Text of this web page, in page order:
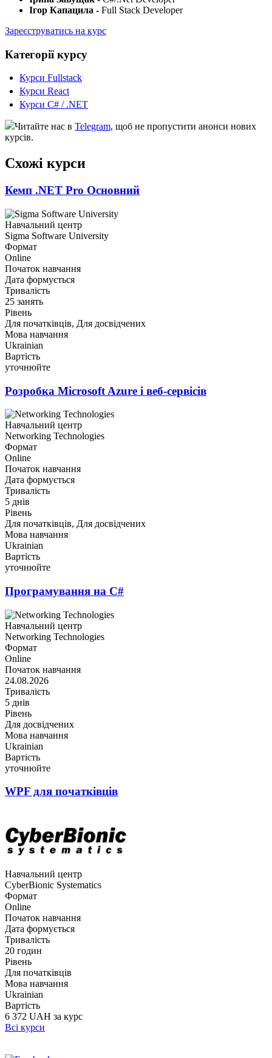
Ігор Капацила - Full Stack Developer
Зареєструватись на курс
Категорії курсу
Курси Fullstack
Курси React
Курси C# / .NET
Читайте нас в Telegram, щоб не пропустити анонси нових
курсів.
Схожі курси
Кемп .NET Pro Основний
Навчальний центр
Sigma Software University
Формат
Online
Початок навчання
Дата формується
Тривалість
25 занять
Рівень
Для початківців, Для досвідчених
Мова навчання
Ukrainian
Вартість
уточнюйте
Розробка Microsoft Azure і веб-сервісів
Навчальний центр
Networking Technologies
Формат
Online
Початок навчання
Дата формується
Тривалість
5 днів
Рівень
Для початківців, Для досвідчених
Мова навчання
Ukrainian
Вартість
уточнюйте
Програмування на C#
Навчальний центр
Networking Technologies
Формат
Online
Початок навчання
24.08.2026
Тривалість
5 днів
Рівень
Для досвідчених
Мова навчання
Ukrainian
Вартість
уточнюйте
WPF для початківців
Навчальний центр
CyberBionic Systematics
Формат
Online
Початок навчання
Дата формується
Тривалість
20 годин
Рівень
Для початківців
Мова навчання
Ukrainian
Вартість
6 372 UAH за курс
Всі курси